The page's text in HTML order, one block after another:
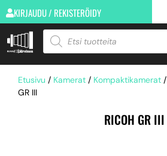
KIRJAUDU / REKISTERÖIDY
Etusivu / Kamerat / Kompaktikamerat /
GR III
RICOH GR III